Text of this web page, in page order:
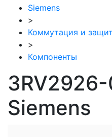
Siemens
>
Коммутация и
>
Компоненты
3RV2926-
Siemens